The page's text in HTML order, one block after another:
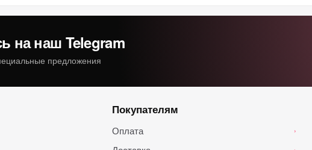
на наш Telegram
предложения
Покупателям
Оплата ›